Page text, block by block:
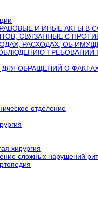
И ИНЫЕ АКТЫ В
СВЯЗАННЫЕ С
РАСХОДАХ, ОБ
ТРЕБОВАНИЙ
ДЛЯ ОБРАЩЕНИЙ О
отделение
хирургия
сложных нарушений